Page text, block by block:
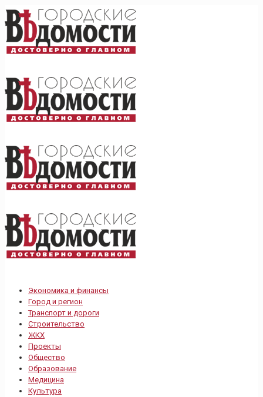
Экономика и финансы
Город и регион
Транспорт и дороги
Строительство
ЖКХ
Проекты
Общество
Образование
Медицина
Культура